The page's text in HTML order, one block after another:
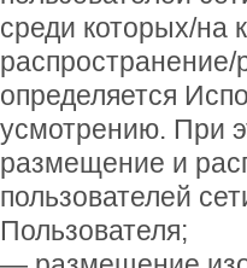
среди которых/на
определяется
усмотрению. При
размещение и
пользователей
Пользователя;